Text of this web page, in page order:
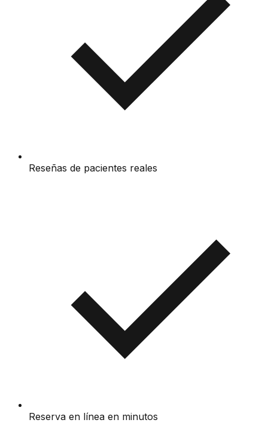
Reseñas de pacientes reales
Reserva en línea en minutos